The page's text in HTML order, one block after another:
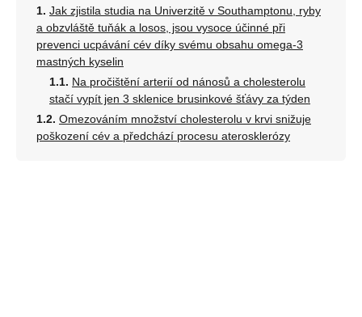
Jak zjistila studia na Univerzitě v Southamptonu, ryby
a obzvláště tuňák a losos, jsou vysoce účinné při
prevenci ucpávání cév díky svému obsahu omega-3
mastných kyselin
Na pročištění arterií od nánosů a cholesterolu
stačí vypít jen 3 sklenice brusinkové šťávy za týden
Omezováním množství cholesterolu v krvi snižuje
poškození cév a předchází procesu aterosklerózy